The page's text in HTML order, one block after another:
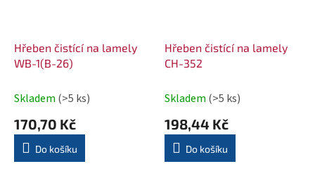
Hřeben čistící na lamely
WB-1(B-26)
Skladem (>5 ks)
170,70 Kč
Do košíku
Hřeben čistící na lamely
CH-352
Skladem (>5 ks)
198,44 Kč
Do košíku